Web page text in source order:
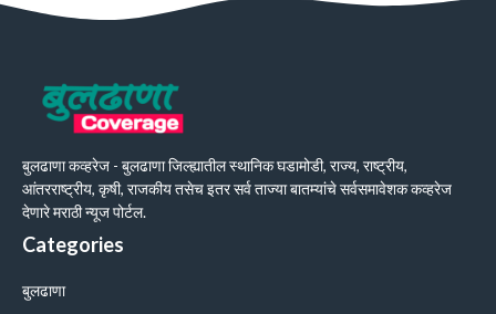
बुलढाणा कव्हरेज - बुलढाणा जिल्ह्यातील स्थानिक घडामोडी, राज्य, राष्ट्रीय,
आंतरराष्ट्रीय, कृषी, राजकीय तसेच इतर सर्व ताज्या बातम्यांचे सर्वसमावेशक कव्हरेज
देणारे मराठी न्यूज पोर्टल.
Categories
बुलढाणा